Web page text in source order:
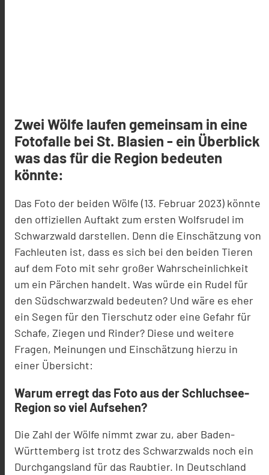
Zwei Wölfe laufen gemeinsam in eine
Fotofalle bei St. Blasien - ein Überblick
was das für die Region bedeuten
könnte:
Das Foto der beiden Wölfe (13. Februar 2023) könnte
den offiziellen Auftakt zum ersten Wolfsrudel im
Schwarzwald darstellen. Denn die Einschätzung von
Fachleuten ist, dass es sich bei den beiden Tieren
auf dem Foto mit sehr großer Wahrscheinlichkeit
um ein Pärchen handelt. Was würde ein Rudel für
den Südschwarzwald bedeuten? Und wäre es eher
ein Segen für den Tierschutz oder eine Gefahr für
Schafe, Ziegen und Rinder? Diese und weitere
Fragen, Meinungen und Einschätzung hierzu in
einer Übersicht:
Warum erregt das Foto aus der Schluchsee-
Region so viel Aufsehen?
Die Zahl der Wölfe nimmt zwar zu, aber Baden-
Württemberg ist trotz des Schwarzwalds noch ein
Durchgangsland für das Raubtier. In Deutschland